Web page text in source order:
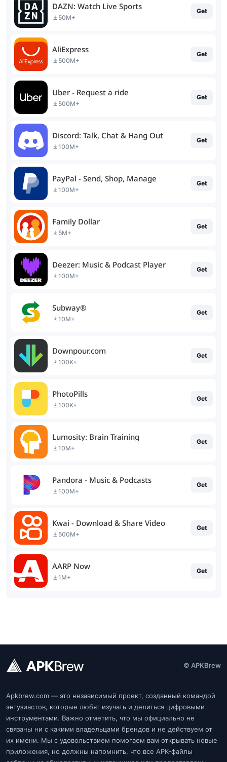
DAZN: Watch Live Sports
50M+
Get
AliExpress
500M+
Get
Uber - Request a ride
500M+
Get
Discord: Talk, Chat & Hang Out
100M+
Get
PayPal - Send, Shop, Manage
100M+
Get
Family Dollar
5M+
Get
Deezer: Music & Podcast Player
100M+
Get
Subway®
10M+
Get
Downpour.com
100K+
Get
PhotoPills
100K+
Get
Lumosity: Brain Training
10M+
Get
Pandora - Music & Podcasts
100M+
Get
Kwai - Download & Share Video
500M+
Get
AARP Now
1M+
Get
© APKBrew
Apkbrew.com — это независимый проект, созданный командой
энтузиастов, которые любят изучать и делиться цифровыми
инструментами. Важно отметить, что мы официально не
связаны ни с какими владельцами брендов и не действуем от
их имени. Мы с удовольствием помогаем вам открывать новые
приложения, но должны напомнить, что все APK-файлы